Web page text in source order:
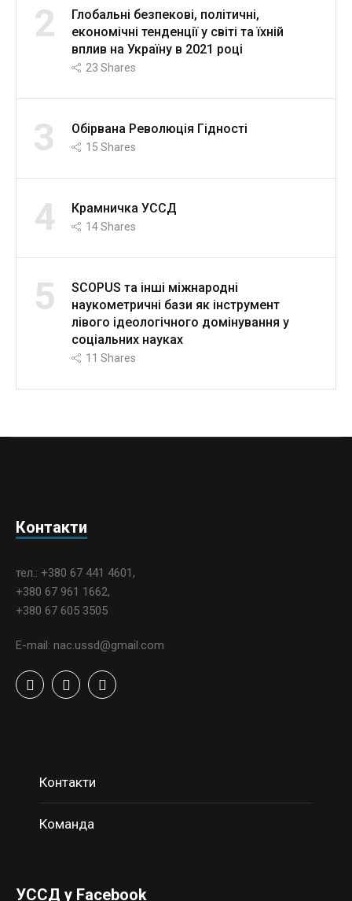
2
Глобальні безпекові, політичні,
економічні тенденції у світі та їхній
вплив на Україну в 2021 році
23 Shares
3 Обірвана Революція Гідності
15 Shares
4 Крамничка УССД
14Shares
5
SCOPUS та інші міжнародні
наукометричні бази як інструмент
лівого ідеологічного домінування у
соціальних науках
11 Shares
Контакти
тел.: +380 67 441 4601,
+380 67 961 1662,
+380 67 605 3505
E-mail: nac.ussd@gmail.com
Контакти
Команда
УССД у Facebook